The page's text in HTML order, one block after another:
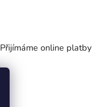
Přijímáme online platby